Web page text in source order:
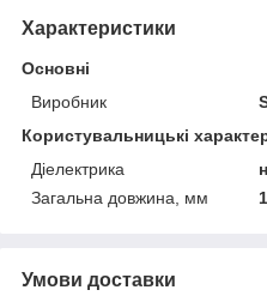
Характеристики
Основні
Виробник
Користувальницькі
Діелектрика
Загальна довжина, мм
Умови доставки